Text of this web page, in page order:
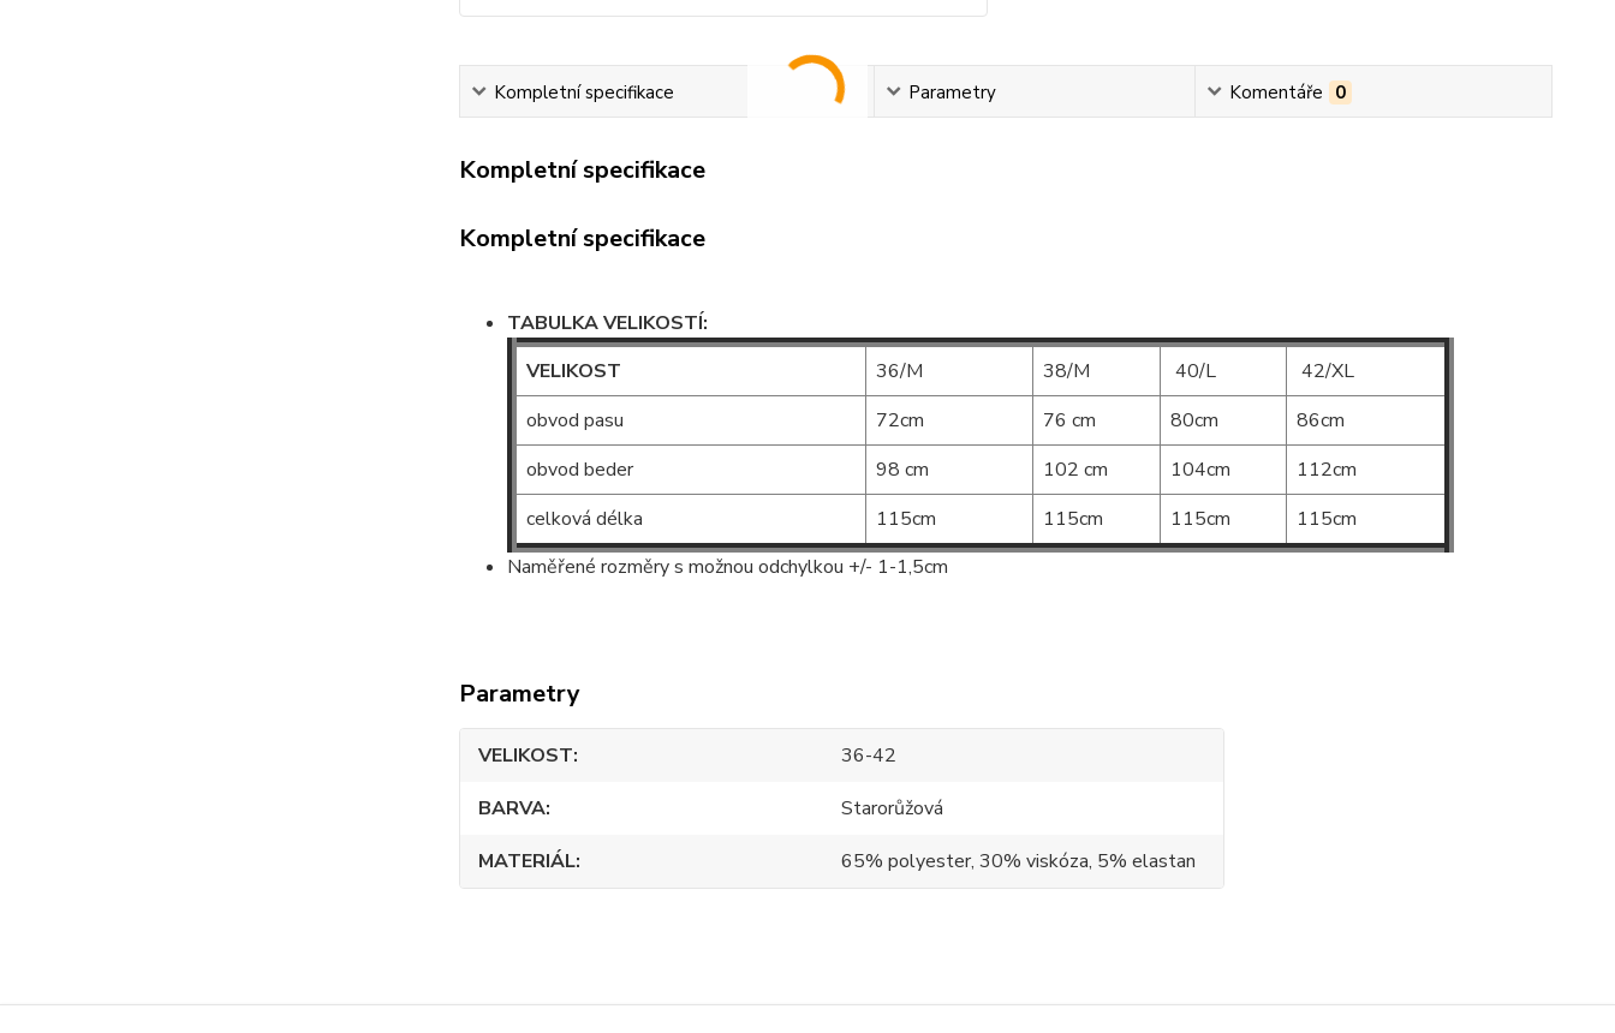
Kompletní specifikace Parametry Komentáře 0
Kompletní specifikace
Kompletní specifikace
TABULKA VELIKOSTÍ:
VELIKOST
36/M 38/M 40/L
42/XL
obvod pasu
72cm 76 cm 80cm
86cm
obvod beder
98 cm 102 cm 104cm
112cm
celková délka
115cm 115cm 115cm
115cm
Naměřené rozměry s možnou odchylkou +/- 1-1,5cm
Parametry
VELIKOST
36-42
BARVA
Starorůžová
MATERIÁL
65% polyester, 30% viskóza, 5% elastan